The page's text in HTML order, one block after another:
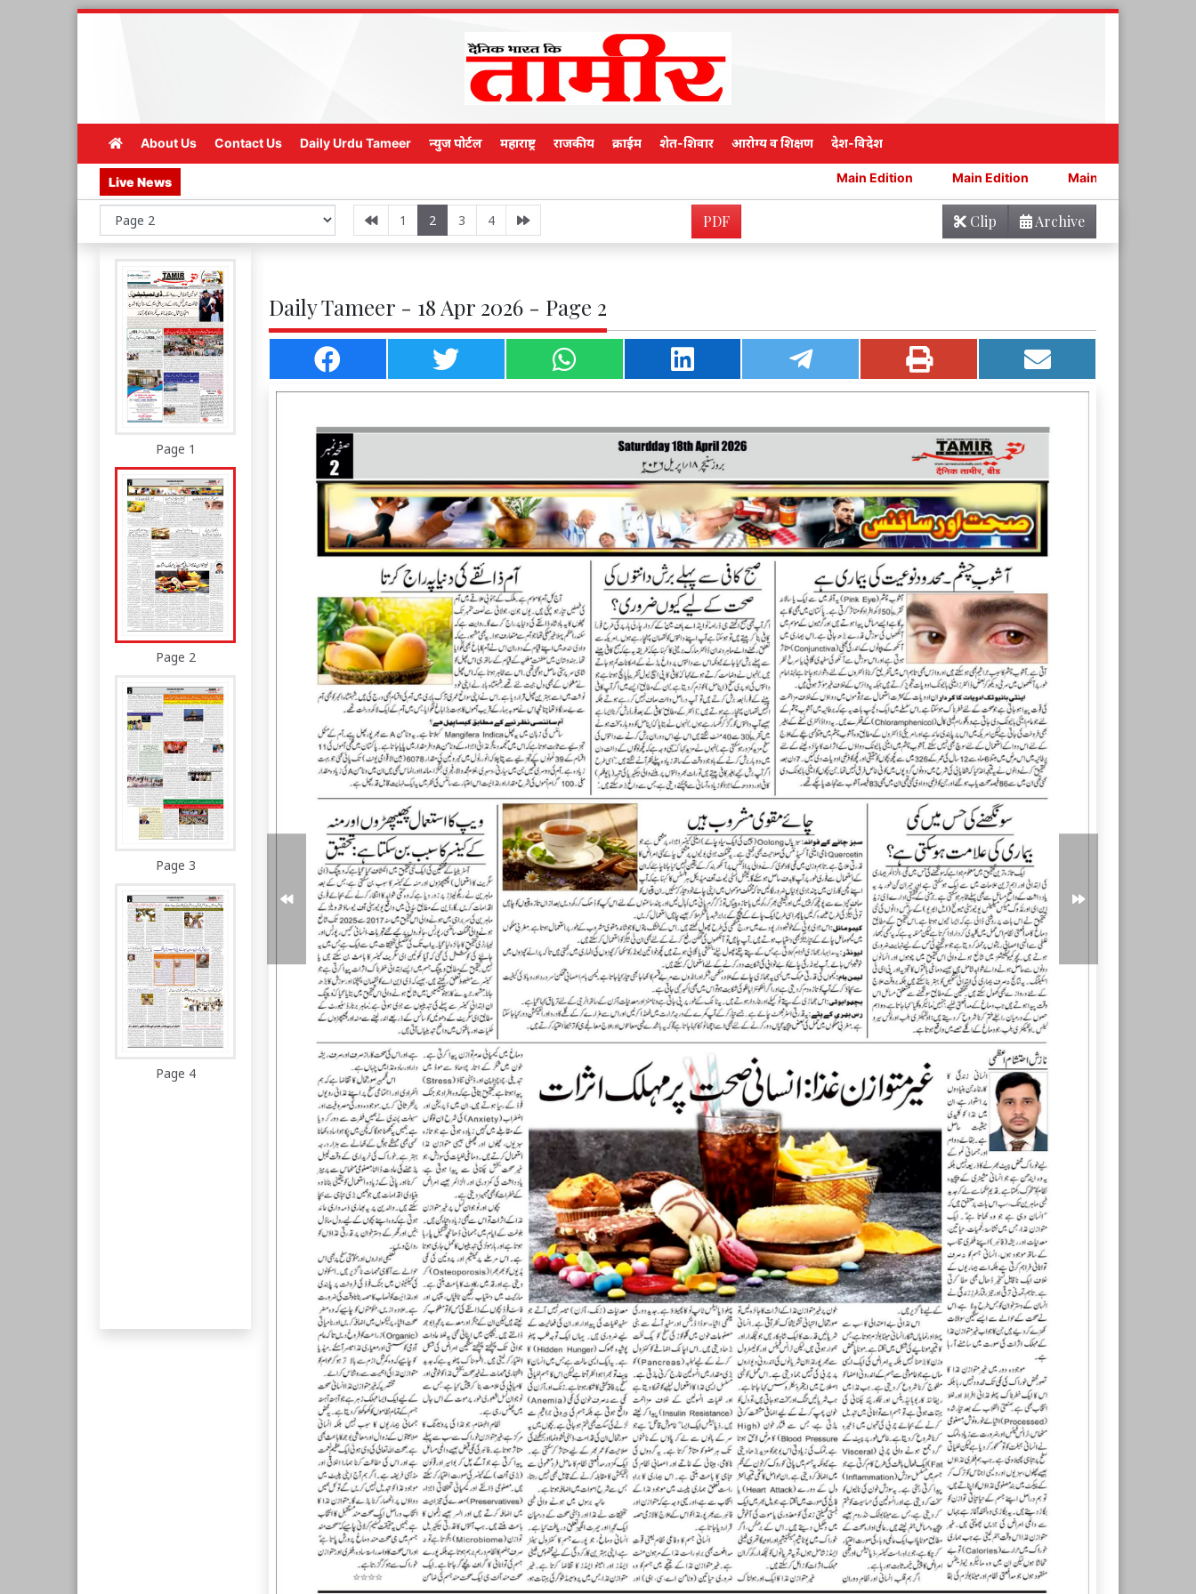
About Us Contact Us Daily Urdu Tameer न्युज पोर्टल महाराष्ट्र राजकीय क्राईम शेत-शिवार आरोग्य व शिक्षण देश-विदेश
Live News Main Edition Main Edition
1 2 3 4 PDF Archive
Clip
Page 1
Page 2
Page 3
Page 4
Daily Tameer - 18 Apr 2026 - Page 2